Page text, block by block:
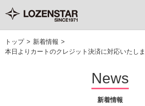
トップ > 新着情報 >
本日よりカートのクレジット決済に対応いたしま
News
新着情報